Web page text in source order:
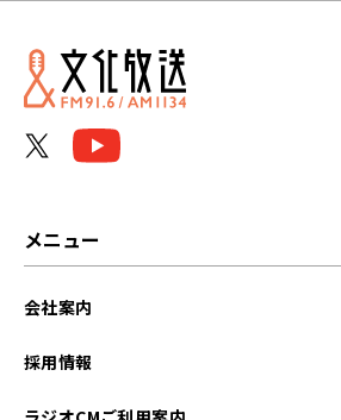
2024年03月
2024年02月
メニュー
会社案内
採用情報